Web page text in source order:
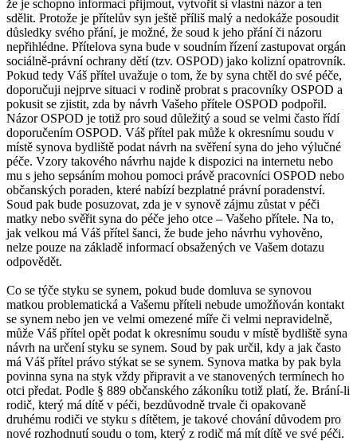
že je schopno informaci přijmout, vytvořit si vlastní názor a ten
sdělit. Protože je přítelův syn ještě příliš malý a nedokáže posoudit
důsledky svého přání, je možné, že soud k jeho přání či názoru
nepřihlédne. Přítelova syna bude v soudním řízení zastupovat orgán
sociálně-právní ochrany dětí (tzv. OSPOD) jako kolizní opatrovník.
Pokud tedy Váš přítel uvažuje o tom, že by syna chtěl do své péče,
doporučuji nejprve situaci v rodině probrat s pracovníky OSPOD a
pokusit se zjistit, zda by návrh Vašeho přítele OSPOD podpořil.
Názor OSPOD je totiž pro soud důležitý a soud se velmi často řídí
doporučením OSPOD. Váš přítel pak může k okresnímu soudu v
místě synova bydliště podat návrh na svěření syna do jeho výlučné
péče. Vzory takového návrhu najde k dispozici na internetu nebo
mu s jeho sepsáním mohou pomoci právě pracovníci OSPOD nebo
občanských poraden, které nabízí bezplatné právní poradenství.
Soud pak bude posuzovat, zda je v synově zájmu zůstat v péči
matky nebo svěřit syna do péče jeho otce – Vašeho přítele. Na to,
jak velkou má Váš přítel šanci, že bude jeho návrhu vyhověno,
nelze pouze na základě informací obsažených ve Vašem dotazu
odpovědět.
Co se týče styku se synem, pokud bude domluva se synovou
matkou problematická a Vašemu příteli nebude umožňován kontakt
se synem nebo jen ve velmi omezené míře či velmi nepravidelně,
může Váš přítel opět podat k okresnímu soudu v místě bydliště syna
návrh na určení styku se synem. Soud by pak určil, kdy a jak často
má Váš přítel právo stýkat se se synem. Synova matka by pak byla
povinna syna na styk vždy připravit a ve stanovených termínech ho
otci předat. Podle § 889 občanského zákoníku totiž platí, že. Brání-li
rodič, který má dítě v péči, bezdůvodně trvale či opakovaně
druhému rodiči ve styku s dítětem, je takové chování důvodem pro
nové rozhodnutí soudu o tom, který z rodič má mít dítě ve své péči.